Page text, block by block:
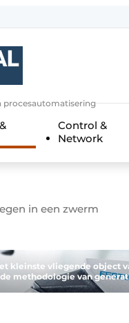
Control &
Network
in een zwerm
kleinste vliegende object
methodologie van